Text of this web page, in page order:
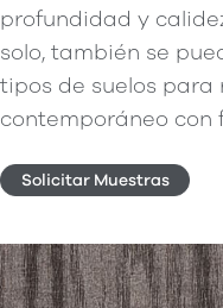
profundidad y
solo, también se
tipos de suelos para
contemporáneo con
Solicitar Muestras